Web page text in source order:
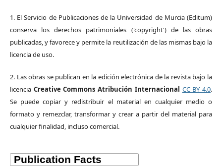
1. El Servicio de Publicaciones de la Universidad de Murcia (Editum)
conserva los derechos patrimoniales ('copyright') de las obras
publicadas, y favorece y permite la reutilización de las mismas bajo la
licencia de uso.
2. Las obras se publican en la edición electrónica de la revista bajo la
licencia Creative Commons Atribución Internacional CC BY 4.0.
Se puede copiar y redistribuir el material en cualquier medio o
formato y remezclar, transformar y crear a partir del material para
cualquier finalidad, incluso comercial.